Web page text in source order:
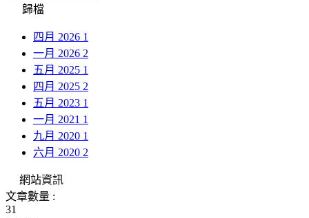
歸檔
四月 2026 1
一月 2026 2
五月 2025 1
四月 2025 2
五月 2023 1
一月 2021 1
九月 2020 1
六月 2020 2
網站資訊
文章數量 :
31